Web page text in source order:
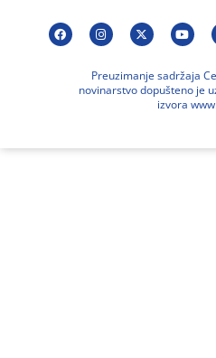
Preuzimanje sadržaja
novinarstvo dopušteno je
izvora